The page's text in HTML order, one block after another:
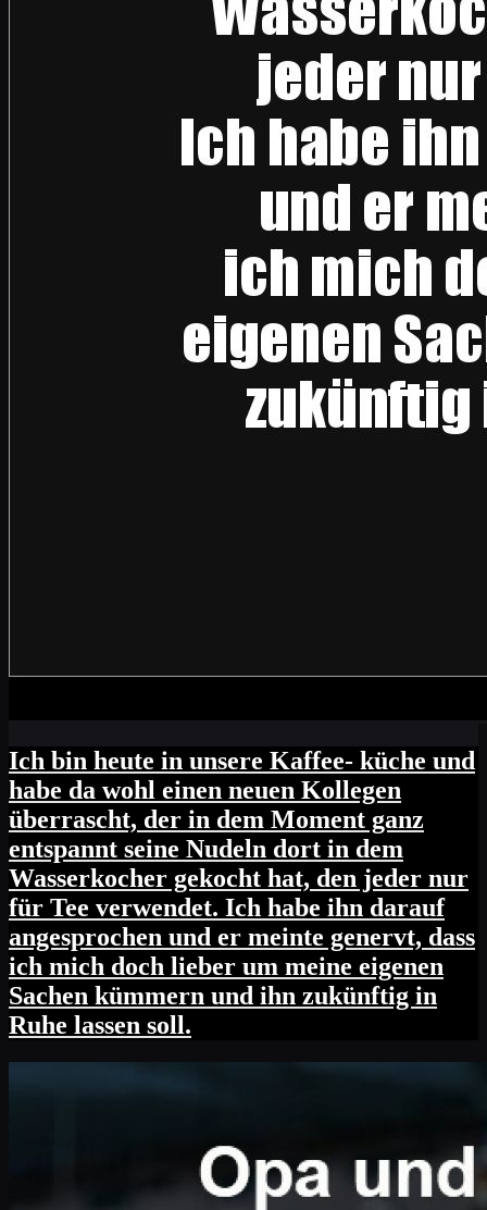
Ich bin heute in unsere Kaffee- küche und
habe da wohl einen neuen Kollegen
überrascht, der in dem Moment ganz
entspannt seine Nudeln dort in dem
Wasserkocher gekocht hat, den jeder nur
für Tee verwendet. Ich habe ihn darauf
angesprochen und er meinte genervt, dass
ich mich doch lieber um meine eigenen
Sachen kümmern und ihn zukünftig in
Ruhe lassen soll.